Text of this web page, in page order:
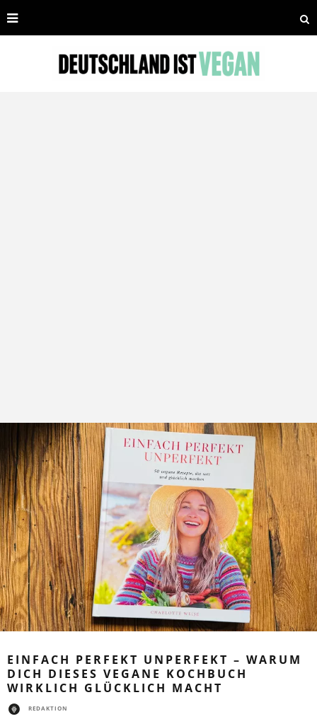
EINFACH PERFEKT UNPERFEKT – WARUM
DICH DIESES VEGANE KOCHBUCH
WIRKLICH GLÜCKLICH MACHT
REDAKTION